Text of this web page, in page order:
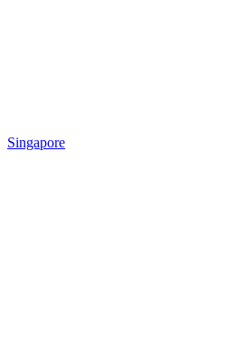
Singapore